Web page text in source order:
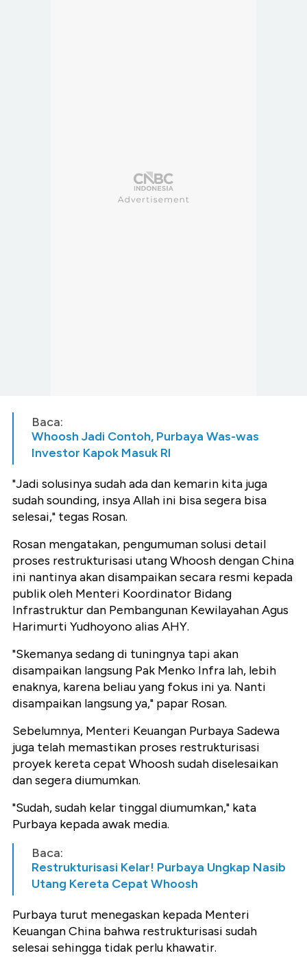
Baca:
Whoosh Jadi Contoh, Purbaya Was-was
Investor Kapok Masuk RI
"Jadi solusinya sudah ada dan kemarin kita juga
sudah sounding, insya Allah ini bisa segera bisa
selesai," tegas Rosan.
Rosan mengatakan, pengumuman solusi detail
proses restrukturisasi utang Whoosh dengan China
ini nantinya akan disampaikan secara resmi kepada
publik oleh Menteri Koordinator Bidang
Infrastruktur dan Pembangunan Kewilayahan Agus
Harimurti Yudhoyono alias AHY.
"Skemanya sedang di tuningnya tapi akan
disampaikan langsung Pak Menko Infra lah, lebih
enaknya, karena beliau yang fokus ini ya. Nanti
disampaikan langsung ya," papar Rosan.
Sebelumnya, Menteri Keuangan Purbaya Sadewa
juga telah memastikan proses restrukturisasi
proyek kereta cepat Whoosh sudah diselesaikan
dan segera diumumkan.
‎"Sudah, sudah kelar tinggal diumumkan," kata
Purbaya kepada awak media.
Baca:
Restrukturisasi Kelar! Purbaya Ungkap Nasib
Utang Kereta Cepat Whoosh
‎Purbaya turut menegaskan kepada Menteri
Keuangan China bahwa restrukturisasi sudah
selesai sehingga tidak perlu khawatir.